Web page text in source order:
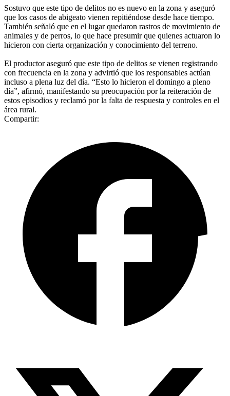
Sostuvo que este tipo de delitos no es nuevo en la zona y aseguró
que los casos de abigeato vienen repitiéndose desde hace tiempo.
También señaló que en el lugar quedaron rastros de movimiento de
animales y de perros, lo que hace presumir que quienes actuaron lo
hicieron con cierta organización y conocimiento del terreno.
El productor aseguró que este tipo de delitos se vienen registrando
con frecuencia en la zona y advirtió que los responsables actúan
incluso a plena luz del día. “Esto lo hicieron el domingo a pleno
día”, afirmó, manifestando su preocupación por la reiteración de
estos episodios y reclamó por la falta de respuesta y controles en el
área rural.
Compartir: